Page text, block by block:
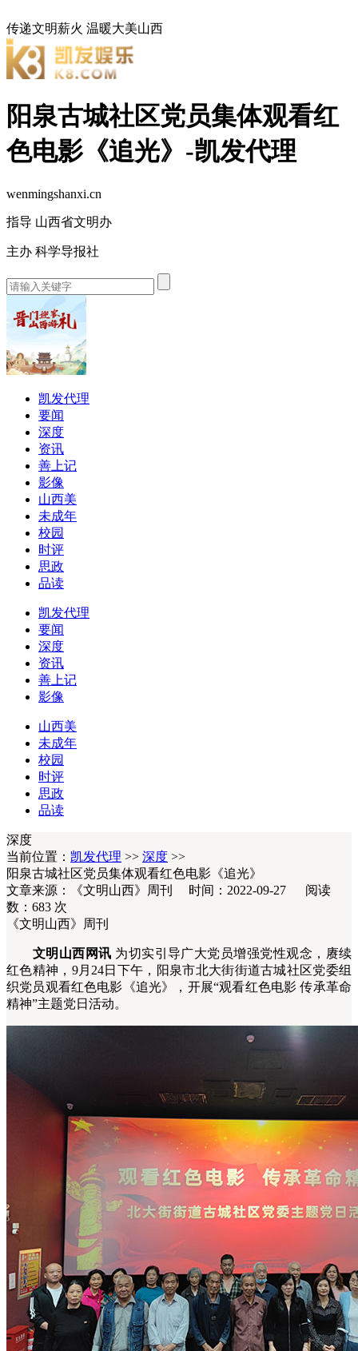
传递文明薪火 温暖大美山西
阳泉古城社区党员集体观看红
色电影《追光》-凯发代理
wenmingshanxi.cn
指导 山西省文明办
主办 科学导报社
凯发代理
要闻
深度
资讯
善上记
影像
山西美
未成年
校园
时评
思政
品读
凯发代理
要闻
深度
资讯
善上记
影像
山西美
未成年
校园
时评
思政
品读
深度
当前位置： 凯发代理 >> 深度 >>
阳泉古城社区党员集体观看红色电影《追光》
文章来源：《文明山西》周刊 时间：2022-09-27 阅读
数： 683 次
《文明山西》周刊
文明山西网讯 为切实引导广大党员增强党性观念，赓续
红色精神，9月24日下午，阳泉市北大街街道古城社区党委组
织党员观看红色电影《追光》，开展“观看红色电影 传承革命
精神”主题党日活动。